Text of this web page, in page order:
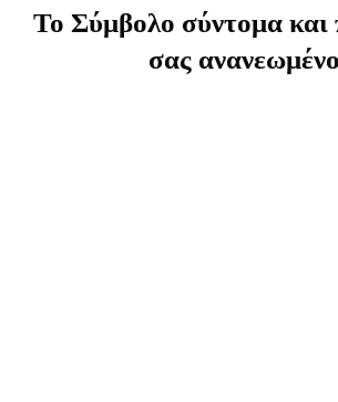
Το Σύμβολο σύντομα και
σας